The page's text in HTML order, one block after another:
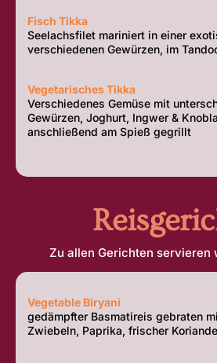
Fisch Tikka
Seelachsfilet mariniert in einer
verschiedenen Gewürzen, im
Vegetarisches Tikka
Verschiedenes Gemüse mit
Gewürzen, Joghurt, Ingwer &
anschließend am Spieß gegrillt
Zu allen Gerichten servieren
Vegetable Biryani
gedämpfter Basmatireis gebraten
Zwiebeln, Paprika, frischer